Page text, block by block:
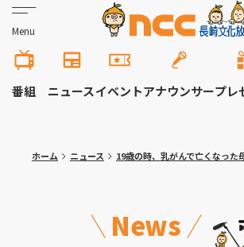
Menu
番組 ニュースイベントアナウンサープレ
ホーム ニュース 19歳の時、乳がんで亡くなった母への思い胸に…29歳ジョンソンが37
News